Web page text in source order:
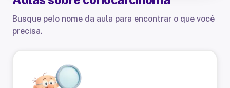
Busque pelo nome da aula para encontrar o que você
precisa.